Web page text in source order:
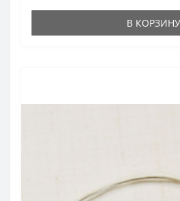
В КОРЗИНУ